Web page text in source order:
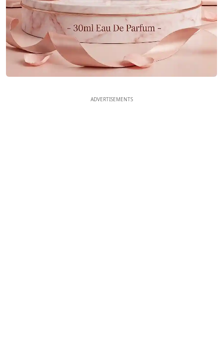
ADVERTISEMENTS